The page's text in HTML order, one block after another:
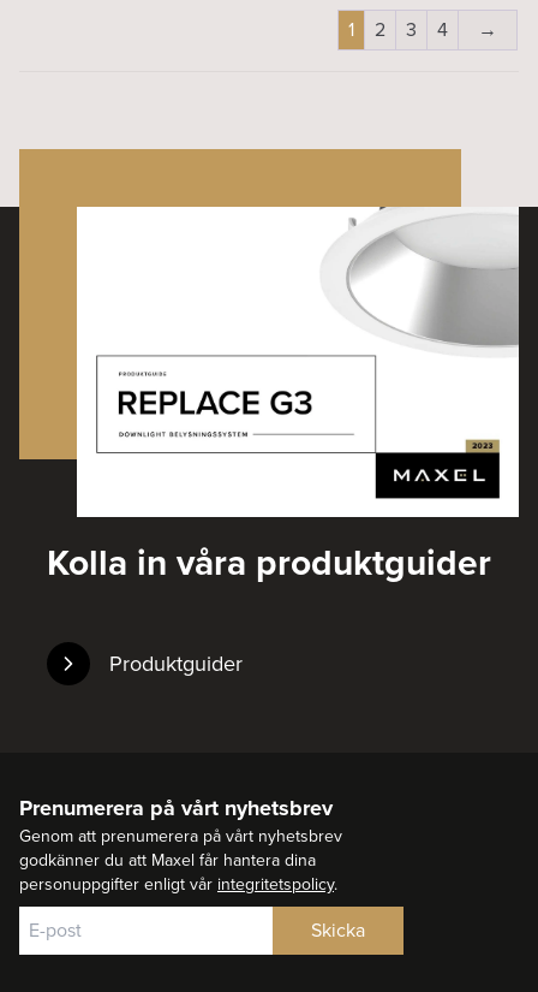
1 2 3 4 →
Kolla in våra produktguider
Produktguider
Prenumerera på vårt nyhetsbrev
Genom att prenumerera på vårt nyhetsbrev
godkänner du att Maxel får hantera dina
personuppgifter enligt vår integritetspolicy.